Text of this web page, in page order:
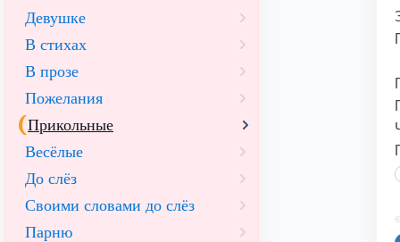
Девушке
В стихах
В прозе
Пожелания
Прикольные
Весёлые
До слёз
Своими словами до слёз
Парню